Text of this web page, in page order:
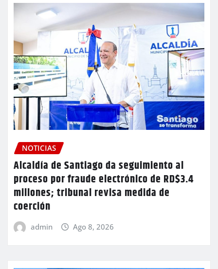
NOTICIAS
Alcaldía de Santiago da seguimiento al
proceso por fraude electrónico de RD$3.4
millones; tribunal revisa medida de
coerción
admin Ago 8, 2026